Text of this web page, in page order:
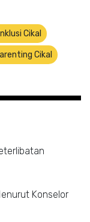
Cikal
Cikal
Konselor